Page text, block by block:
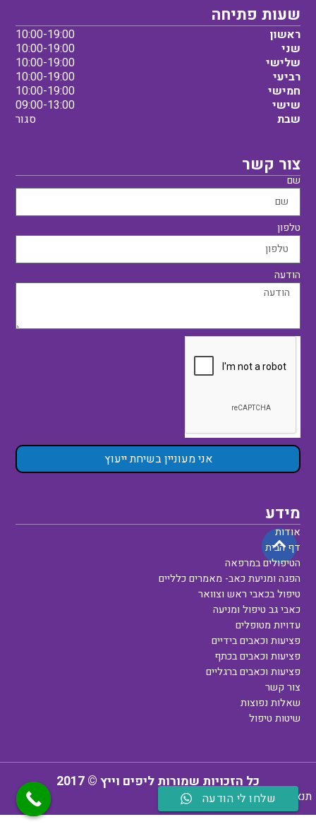
שעות פתיחה
ראשון
10:00-19:00
שני
10:00-19:00
שלישי
10:00-19:00
רביעי
10:00-19:00
חמישי
10:00-19:00
שישי
09:00-13:00
שבת
סגור
צור קשר
שם
טלפון
הודעה
אני מעוניין בשיחת ייעוץ
מידע
אודות
דף הבית
הטיפולים במרפאה
הפגה ומניעת כאב- מאמרים כלליים
טיפול בכאבי ראש וצוואר
כאבי גב טיפול ומניעה
עדויות מטופלים
פציעות וכאבים בידיים
פציעות וכאבים בכתף
פציעות וכאבים ברגליים
צור קשר
שאלות נפוצות
שיטות טיפול
כל הזכויות שמורות ליפים וייץ © 2017
תנאי שימוש מדיניות פרטיות
שלחו לי הודעה